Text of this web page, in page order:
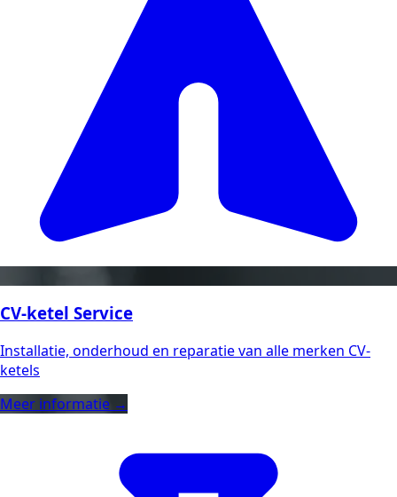
CV-ketel Service
Installatie, onderhoud en reparatie van alle merken CV-
ketels
Meer informatie →